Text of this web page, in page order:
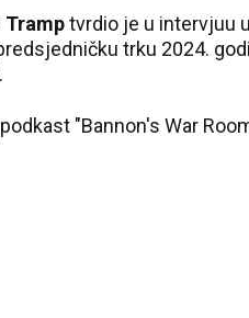
Tramptvrdio je u intervjuu
trku 2024.
"Bannon's War